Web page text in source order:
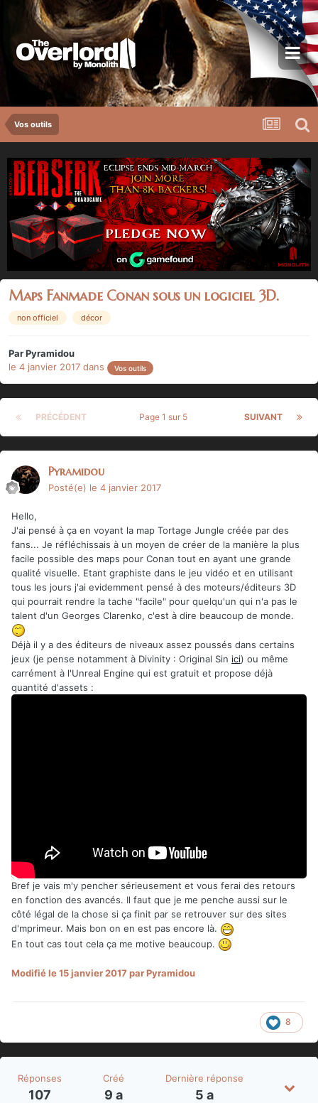
Vos outils
Maps Fanmade Conan sous un logiciel 3D.
non officiel décor
ParPyramidou
le 4 janvier 2017 dans Vos outils
PRÉCÉDENT SUIVANT
Page 1 sur 5
Pyramidou
Posté(e) le 4 janvier 2017
Hello,
J'ai pensé à ça en voyant la map Tortage Jungle créée par des
fans... Je réfléchissais à un moyen de créer de la manière la plus
facile possible des maps pour Conan tout en ayant une grande
qualité visuelle. Etant graphiste dans le jeu vidéo et en utilisant
tous les jours j'ai evidemment pensé à des moteurs/éditeurs 3D
qui pourrait rendre la tache "facile" pour quelqu'un qui n'a pas le
talent d'un Georges Clarenko, c'est à dire beaucoup de monde.
Déjà il y a des éditeurs de niveaux assez poussés dans certains
jeux (je pense notamment à Divinity : Original Sin ici) ou même
carrément à l'Unreal Engine qui est gratuit et propose déjà
quantité d'assets :
Bref je vais m'y pencher sérieusement et vous ferai des retours
en fonction des avancés. Il faut que je me penche aussi sur le
côté légal de la chose si ça finit par se retrouver sur des sites
d'mprimeur. Mais bon on en est pas encore là.
En tout cas tout cela ça me motive beaucoup.
Modifiéle 15 janvier 2017 par Pyramidou
8
Réponses
107
Créé
9 a
Dernière réponse
5 a